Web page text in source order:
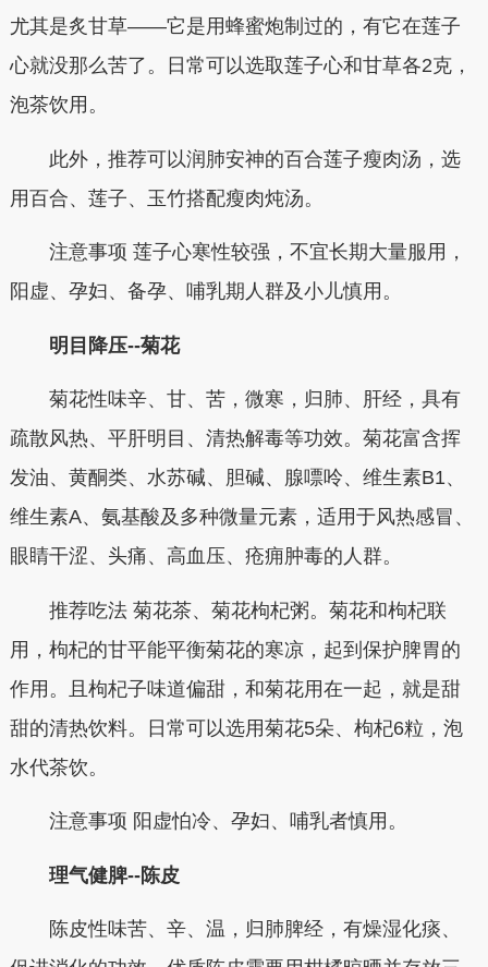
尤其是炙甘草——它是用蜂蜜炮制过的，有它在莲子
心就没那么苦了。日常可以选取莲子心和甘草各2克，
泡茶饮用。
此外，推荐可以润肺安神的百合莲子瘦肉汤，选
用百合、莲子、玉竹搭配瘦肉炖汤。
注意事项 莲子心寒性较强，不宜长期大量服用，
阳虚、孕妇、备孕、哺乳期人群及小儿慎用。
明目降压--菊花
菊花性味辛、甘、苦，微寒，归肺、肝经，具有
疏散风热、平肝明目、清热解毒等功效。菊花富含挥
发油、黄酮类、水苏碱、胆碱、腺嘌呤、维生素B1、
维生素A、氨基酸及多种微量元素，适用于风热感冒、
眼睛干涩、头痛、高血压、疮痈肿毒的人群。
推荐吃法 菊花茶、菊花枸杞粥。菊花和枸杞联
用，枸杞的甘平能平衡菊花的寒凉，起到保护脾胃的
作用。且枸杞子味道偏甜，和菊花用在一起，就是甜
甜的清热饮料。日常可以选用菊花5朵、枸杞6粒，泡
水代茶饮。
注意事项 阳虚怕冷、孕妇、哺乳者慎用。
理气健脾--陈皮
陈皮性味苦、辛、温，归肺脾经，有燥湿化痰、